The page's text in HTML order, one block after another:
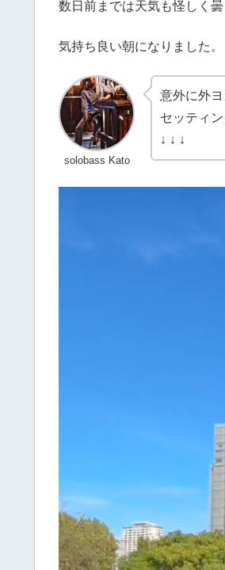
数日前までは天気も怪しく
気持ち良い朝になりました。
solobass Kato
意外に外
セッティ
↓ ↓ ↓